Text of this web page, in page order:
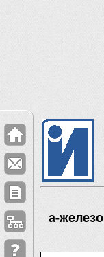
а-железо